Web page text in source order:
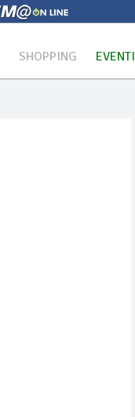
SHOPPING EVENTI